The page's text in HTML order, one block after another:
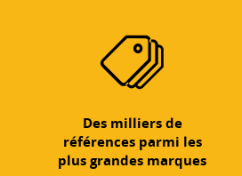
Des milliers de
références parmi les
plus grandes marques